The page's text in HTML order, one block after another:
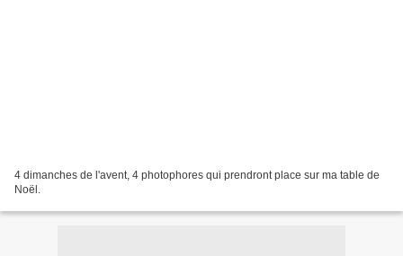
4 dimanches de l'avent, 4 photophores qui prendront place sur ma table de
Noël.